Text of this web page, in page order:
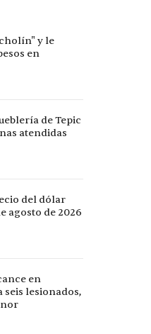
y le
en
de Tepic
atendidas
del dólar
agosto de 2026
en
seis lesionados,